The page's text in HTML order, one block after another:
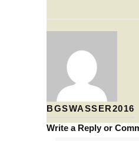
BGSWASSER2016
Write a Reply or